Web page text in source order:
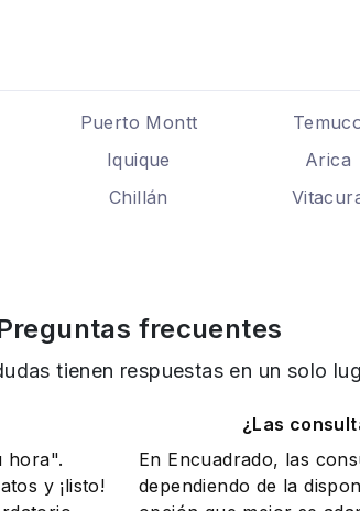
Puerto Montt
Iquique Arica
Chillán
frecuentes
tienen respuestas en un solo
hora".
y ¡listo!
¿Las
En Encuadrado, las
dependiendo de la